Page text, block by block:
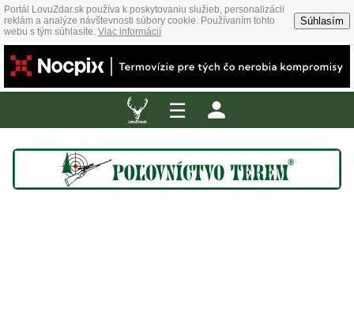
Portál LovuZdar.sk používa k poskytovaniu služieb, personalizácii
reklám a analýze návštevnosti súbory cookie. Používaním tohto
webu s tým súhlasíte. Viac informácií
Súhlasím
☰